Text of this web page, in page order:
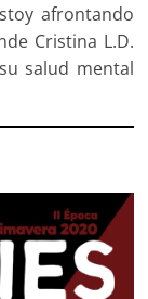
afrontando
Cristina L.D.
salud mental